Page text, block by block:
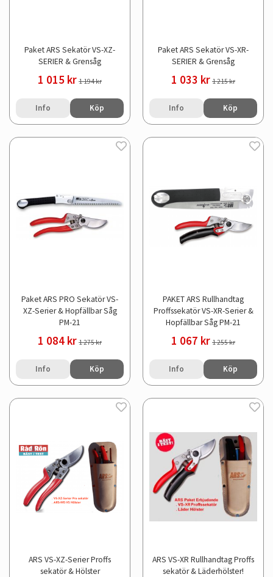
Paket ARS Sekatör VS-XZ-
SERIER & Grensåg
1 015 kr 1 194 kr
Info Köp
Paket ARS Sekatör VS-XR-
SERIER & Grensåg
1 033 kr 1 215 kr
Info Köp
Paket ARS PRO Sekatör VS-
XZ-Serier & Hopfällbar Såg
PM-21
1 084 kr 1 275 kr
Info Köp
PAKET ARS Rullhandtag
Proffssekatör VS-XR-Serier &
Hopfällbar Såg PM-21
1 067 kr 1 255 kr
Info Köp
ARS VS-XZ-Serier Proffs
sekatör & Hölster
ARS VS-XR Rullhandtag Proffs
sekatör & Läderhölster!